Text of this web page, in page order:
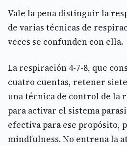
Vale la pena distinguir la
de varias técnicas de
veces se confunden con ella.
La respiración 4-7-8, que
cuatro cuentas, retener
una técnica de control de la
para activar el sistema
efectiva para ese propósito,
mindfulness. No entrena la